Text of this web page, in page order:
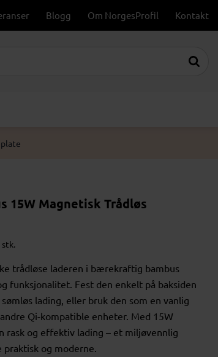
Blogg Om NorgesProfil Kontakt
15W Magnetisk Trådløs
stk.
trådløse laderen i bærekraftig bambus
funksjonalitet. Fest den enkelt på baksiden
lading, eller bruk den som en vanlig
Qi-kompatible enheter. Med 15W
rask og effektiv lading – et miljøvennlig
praktisk og moderne.